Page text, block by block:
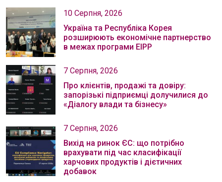
10 Серпня, 2026
Україна та Республіка Корея
розширюють економічне партнерство
в межах програми EIPP
7 Серпня, 2026
Про клієнтів, продажі та довіру:
запорізькі підприємці долучилися до
«Діалогу влади та бізнесу»
7 Серпня, 2026
Вихід на ринок ЄС: що потрібно
врахувати під час класифікації
харчових продуктів і дієтичних
добавок